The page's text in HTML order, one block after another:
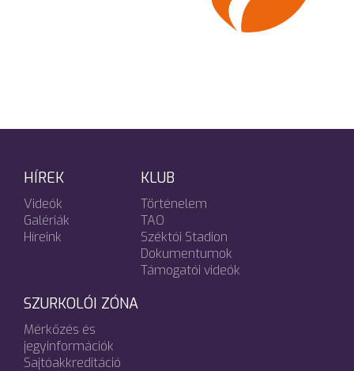
HÍREK
Videók
Galériák
Híreink
KLUB
Történelem
TAO
Széktói Stadion
Dokumentumok
Támogatói videók
SZURKOLÓI ZÓNA
Mérkőzés és
jegyinformációk
Sajtóakkreditáció